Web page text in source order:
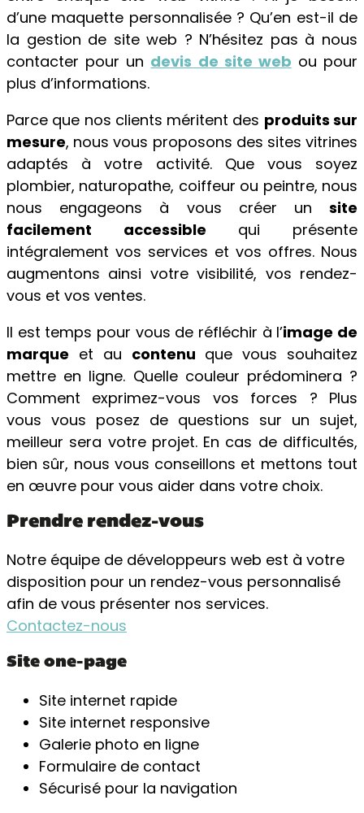
d’une maquette personnalisée ? Qu’en est-il de
la gestion de site web ? N’hésitez pas à nous
contacter pour un devis de site web ou pour
plus d’informations.
Parce que nos clients méritent des produits sur
mesure, nous vous proposons des sites vitrines
adaptés à votre activité. Que vous soyez
plombier, naturopathe, coiffeur ou peintre, nous
nous engageons à vous créer un site
facilement accessible qui présente
intégralement vos services et vos offres. Nous
augmentons ainsi votre visibilité, vos rendez-
vous et vos ventes.
Il est temps pour vous de réfléchir à l’image de
marque et au contenu que vous souhaitez
mettre en ligne. Quelle couleur prédominera ?
Comment exprimez-vous vos forces ? Plus
vous vous posez de questions sur un sujet,
meilleur sera votre projet. En cas de difficultés,
bien sûr, nous vous conseillons et mettons tout
en œuvre pour vous aider dans votre choix.
Prendre rendez-vous
Notre équipe de développeurs web est à votre
disposition pour un rendez-vous personnalisé
afin de vous présenter nos services.
Contactez-nous
Site one-page
Site internet rapide
Site internet responsive
Galerie photo en ligne
Formulaire de contact
Sécurisé pour la navigation